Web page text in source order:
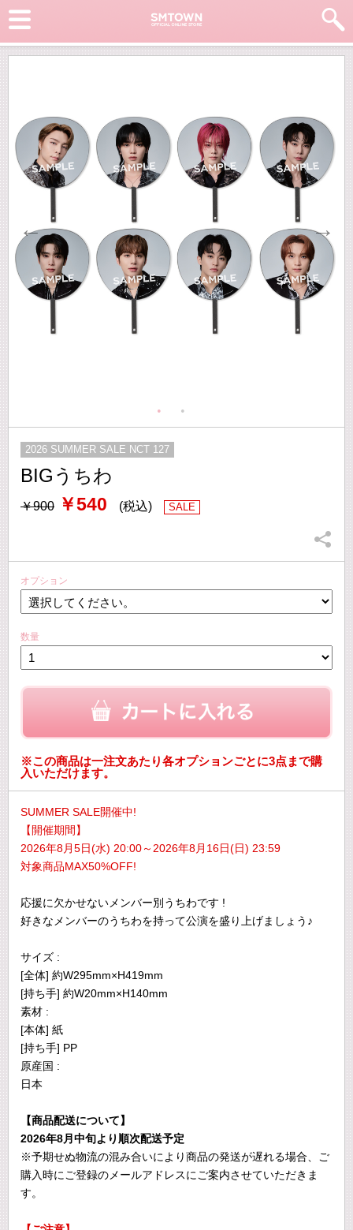
BIGうちわ
￥900 ￥540 (税込) SALE
2026 SUMMER SALE NCT 127
オプション
数量
※この商品は一注文あたり各オプションごとに3点まで購
入いただけます。
SUMMER SALE開催中!
【開催期間】
2026年8月5日(水) 20:00～2026年8月16日(日) 23:59
対象商品MAX50%OFF!
応援に欠かせないメンバー別うちわです !
好きなメンバーのうちわを持って公演を盛り上げましょう♪
サイズ :
[全体] 約W295mm×H419mm
[持ち手] 約W20mm×H140mm
素材 :
[本体] 紙
[持ち手] PP
原産国 :
日本
【商品配送について】
2026年8月中旬より順次配送予定
※予期せぬ物流の混み合いにより商品の発送が遅れる場合、ご
購入時にご登録のメールアドレスにご案内させていただきま
す。